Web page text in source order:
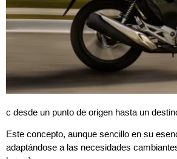
c desde un punto de origen hasta un
Este concepto, aunque sencillo en su
adaptándose a las necesidades